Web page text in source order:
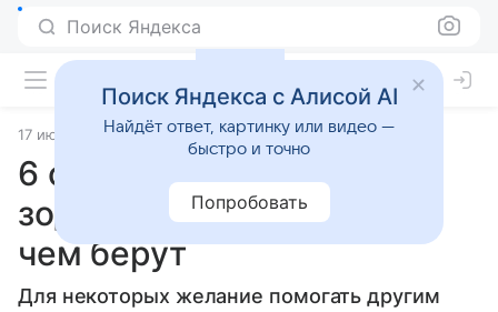
Поиск Яндекса
17 июня 2026 Источник: Гороскопы Mail Статьи
6 самых щедрых знаков
зодиака: отдают больше,
чем берут
Для некоторых желание помогать другим
Поиск Яндекса с Алисой AI
Найдёт ответ, картинку или видео —
быстро и точно
Попробовать